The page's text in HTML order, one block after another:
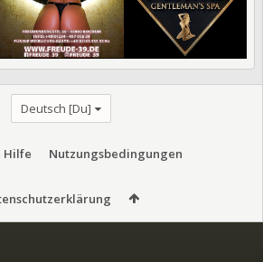
Deutsch [Du]
Hilfe Nutzungsbedingungen